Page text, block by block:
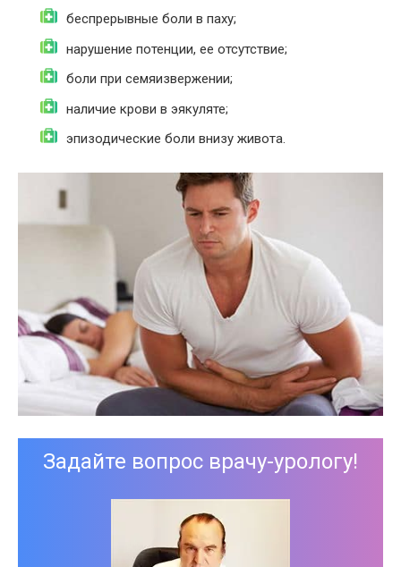
беспрерывные боли в паху;
нарушение потенции, ее отсутствие;
боли при семяизвержении;
наличие крови в эякуляте;
эпизодические боли внизу живота.
Задайте вопрос врачу-урологу!